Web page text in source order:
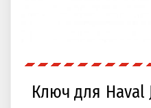
Ключ для Haval